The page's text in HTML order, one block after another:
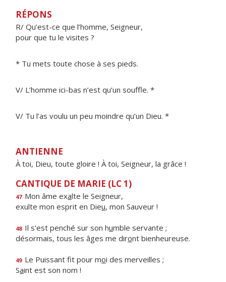
RÉPONS
R/ Qu’est-ce que l’homme, Seigneur,
pour que tu le visites ?
* Tu mets toute chose à ses pieds.
V/ L’homme ici-bas n’est qu’un souffle. *
V/ Tu l’as voulu un peu moindre qu’un Dieu. *
ANTIENNE
À toi, Dieu, toute gloire ! À toi, Seigneur, la grâce !
CANTIQUE DE MARIE (LC 1)
47 Mon âme exalte le Seigneur,
exulte mon esprit en Dieu, mon Sauveur !
48 Il s'est penché sur son humble servante ;
désormais, tous les âges me diront bienheureuse.
49 Le Puissant fit pour moi des merveilles ;
Saint est son nom !